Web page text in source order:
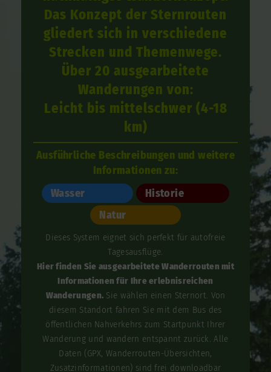
Das Konzept der Sternrouten
gliedert sich in verschiedene
Strecken und Themenwege.
Über 20 ausgearbeitete
Wanderungen von:
Leicht bis mittelschwer (4-18
km)
Ausführliche Beschreibungen und weitere
Informationen zu:
Wasser
Historie
Natur
Dieses System eignet sich perfekt für autofreie
Tagesausflüge.
Hier finden Sie ausgearbeitete Wanderrouten mit
Informationen für Ihre erlebnisreichen
Wanderungen. Sie wählen einen Sternort. Von
diesem Standort fahren Sie mit dem Bus des
öffentlichen Nahverkehrs zum Startpunkt Ihrer
Wanderung und wandern entspannt zurück. Alle
Daten (GPX, Wanderrouten-Übersichten,
Zusatzinformationen) sind frei downloadbar